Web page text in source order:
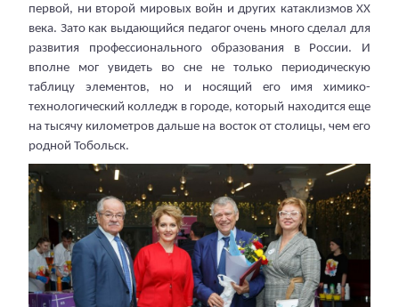
первой, ни второй мировых войн и других катаклизмов ХХ
века. Зато как выдающийся педагог очень много сделал для
развития профессионального образования в России. И
вполне мог увидеть во сне не только периодическую
таблицу элементов, но и носящий его имя химико-
технологический колледж в городе, который находится еще
на тысячу километров дальше на восток от столицы, чем его
родной Тобольск.